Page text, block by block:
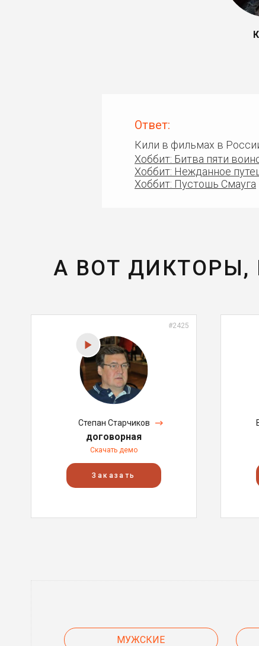
Ответ:
Кили в фильмах в
Хоббит: Битва пяти
Хоббит: Нежданное
Хоббит: Пустошь Смауга
А ВОТ ДИКТОРЫ,
#2425
Степан Старчиков
договорная
Скачать демо
Заказать
МУЖСКИЕ